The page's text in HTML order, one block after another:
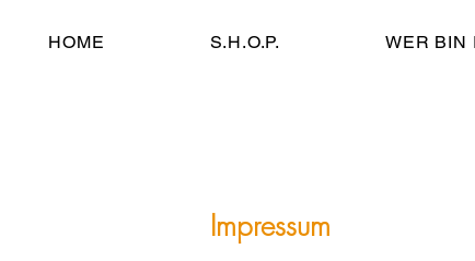
HOME S.H.O.P. WER BIN
Impressum